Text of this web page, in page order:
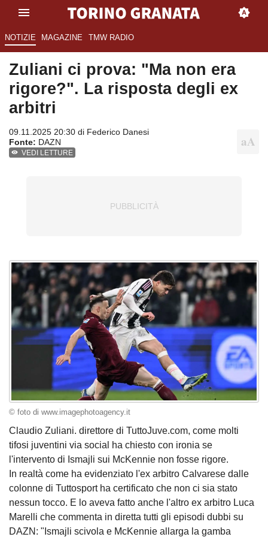
NOTIZIE MAGAZINE TMW RADIO
Zuliani ci prova: "Ma non era
rigore?". La risposta degli ex
arbitri
09.11.2025 20:30 di Federico Danesi
Fonte: DAZN
VEDI LETTURE
© foto di www.imagephotoagency.it
Claudio Zuliani. direttore di TuttoJuve.com, come molti
tifosi juventini via social ha chiesto con ironia se
l'intervento di Ismajli sui McKennie non fosse rigore.
In realtà come ha evidenziato l'ex arbitro Calvarese dalle
colonne di Tuttosport ha certificato che non ci sia stato
nessun tocco. E lo aveva fatto anche l'altro ex arbitro Luca
Marelli che commenta in diretta tutti gli episodi dubbi su
DAZN: "Ismajli scivola e McKennie allarga la gamba